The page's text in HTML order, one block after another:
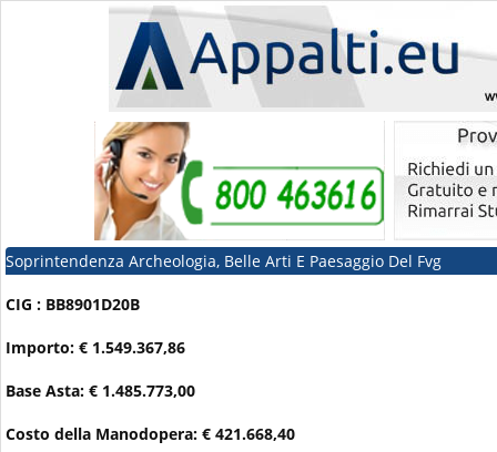
Soprintendenza Archeologia, Belle Arti E Paesaggio Del Fvg
CIG : BB8901D20B
Importo: € 1.549.367,86
Base Asta: € 1.485.773,00
Costo della Manodopera: € 421.668,40